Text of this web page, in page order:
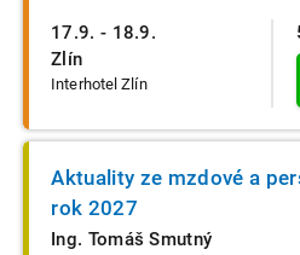
17.9. - 18.9.
Zlín
Interhotel Zlín
Aktuality ze mzdové a
rok 2027
Ing. Tomáš Smutný